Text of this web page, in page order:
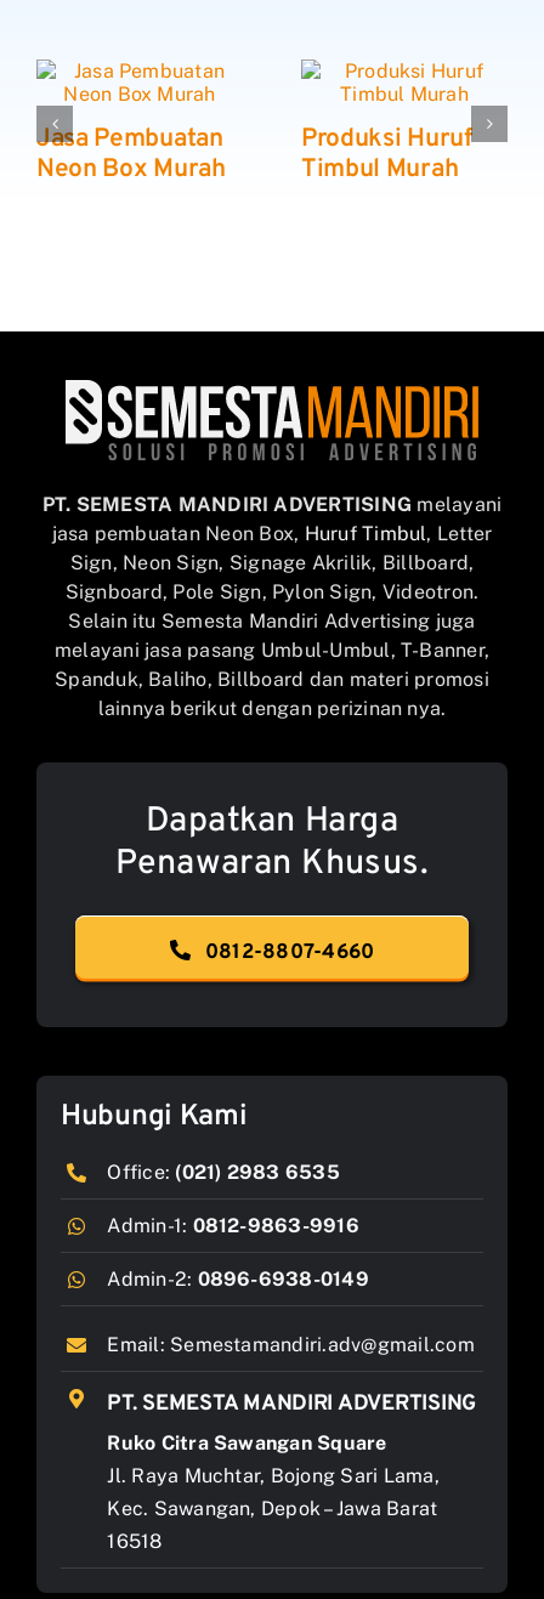
Jasa Pembuatan
Neon Box Murah
Produksi Huruf
Timbul Murah
PT. SEMESTA MANDIRI ADVERTISING melayani
jasa pembuatan Neon Box, Huruf Timbul, Letter
Sign, Neon Sign, Signage Akrilik, Billboard,
Signboard, Pole Sign, Pylon Sign, Videotron.
Selain itu Semesta Mandiri Advertising juga
melayani jasa pasang Umbul-Umbul, T-Banner,
Spanduk, Baliho, Billboard dan materi promosi
lainnya berikut dengan perizinan nya.
Dapatkan Harga
Penawaran Khusus.
0812-8807-4660
Hubungi Kami
Office: (021) 2983 6535
Admin-1: 0812-9863-9916
Admin-2: 0896-6938-0149
Email: Semestamandiri.adv@gmail.com
PT. SEMESTA MANDIRI ADVERTISING
Ruko Citra Sawangan Square
Jl. Raya Muchtar, Bojong Sari Lama,
Kec. Sawangan, Depok – Jawa Barat
16518